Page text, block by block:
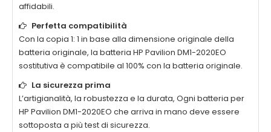
affidabili.
Perfetta compatibilità
Con la copia 1: 1 in base alla dimensione originale della
batteria originale, la batteria HP Pavilion DM1-2020EO
sostitutiva è compatibile al 100% con la batteria originale.
La sicurezza prima
L’artigianalità, la robustezza e la durata, Ogni batteria per
HP Pavilion DM1-2020EO che arriva in mano deve essere
sottoposta a più test di sicurezza.